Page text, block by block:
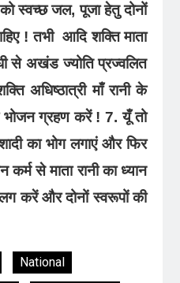
स्वच्छ जल, पूजा हेतु दोनों
! तभी आदि शक्ति माता
से अखंड ज्योति प्रज्वलित
अधिष्ठात्री माँ रानी के
भोजन ग्रहण करें ! 7. यूँ तो
का भोग लगाएं और फिर
से माता रानी का ध्यान
करें और दोनों स्वरूपों की
National